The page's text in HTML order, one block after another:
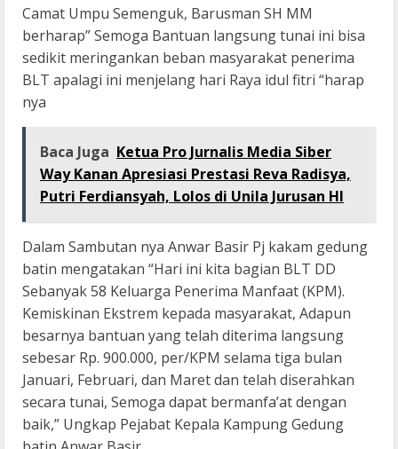
Camat Umpu Semenguk, Barusman SH MM
berharap” Semoga Bantuan langsung tunai ini bisa
sedikit meringankan beban masyarakat penerima
BLT apalagi ini menjelang hari Raya idul fitri “harap
nya
Baca Juga Ketua Pro Jurnalis Media Siber
Way Kanan Apresiasi Prestasi Reva Radisya,
Putri Ferdiansyah, Lolos di Unila Jurusan HI
Dalam Sambutan nya Anwar Basir Pj kakam gedung
batin mengatakan “Hari ini kita bagian BLT DD
Sebanyak 58 Keluarga Penerima Manfaat (KPM).
Kemiskinan Ekstrem kepada masyarakat, Adapun
besarnya bantuan yang telah diterima langsung
sebesar Rp. 900.000, per/KPM selama tiga bulan
Januari, Februari, dan Maret dan telah diserahkan
secara tunai, Semoga dapat bermanfa’at dengan
baik,” Ungkap Pejabat Kepala Kampung Gedung